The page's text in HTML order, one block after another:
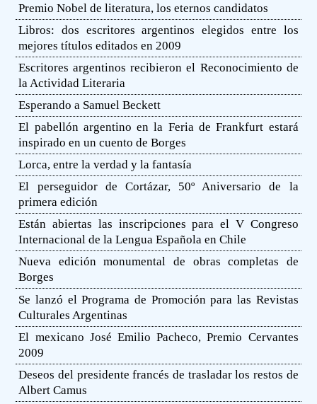
Premio Nobel de literatura, los eternos candidatos
Libros: dos escritores argentinos elegidos entre los
mejores títulos editados en 2009
Escritores argentinos recibieron el Reconocimiento de
la Actividad Literaria
Esperando a Samuel Beckett
El pabellón argentino en la Feria de Frankfurt estará
inspirado en un cuento de Borges
Lorca, entre la verdad y la fantasía
El perseguidor de Cortázar, 50º Aniversario de la
primera edición
Están abiertas las inscripciones para el V Congreso
Internacional de la Lengua Española en Chile
Nueva edición monumental de obras completas de
Borges
Se lanzó el Programa de Promoción para las Revistas
Culturales Argentinas
El mexicano José Emilio Pacheco, Premio Cervantes
2009
Deseos del presidente francés de trasladar los restos de
Albert Camus